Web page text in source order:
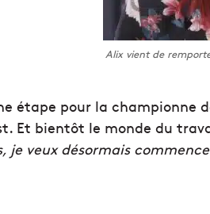
Alix vient de
étape pour la championne
Et bientôt le monde du
je veux désormais